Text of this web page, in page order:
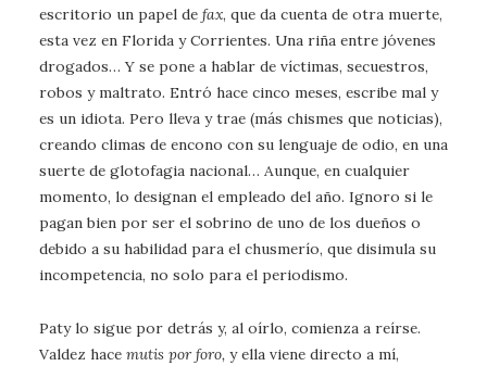
escritorio un papel de fax, que da cuenta de otra muerte,
esta vez en Florida y Corrientes. Una riña entre jóvenes
drogados… Y se pone a hablar de víctimas, secuestros,
robos y maltrato. Entró hace cinco meses, escribe mal y
es un idiota. Pero lleva y trae (más chismes que noticias),
creando climas de encono con su lenguaje de odio, en una
suerte de glotofagia nacional… Aunque, en cualquier
momento, lo designan el empleado del año. Ignoro si le
pagan bien por ser el sobrino de uno de los dueños o
debido a su habilidad para el chusmerío, que disimula su
incompetencia, no solo para el periodismo.
Paty lo sigue por detrás y, al oírlo, comienza a reírse.
Valdez hace mutis por foro, y ella viene directo a mí,